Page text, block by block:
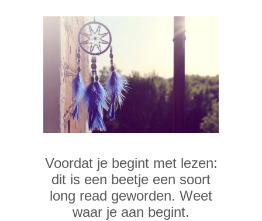
Voordat je begint met lezen:
dit is een beetje een soort
long read geworden. Weet
waar je aan begint.